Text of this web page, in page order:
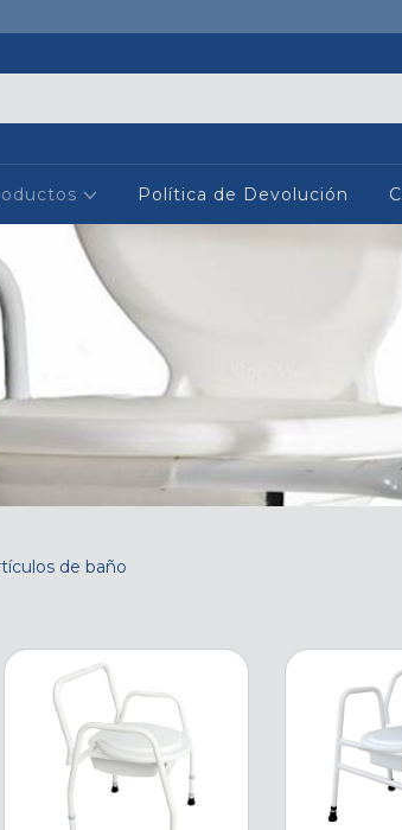
Política de Devolución
de baño